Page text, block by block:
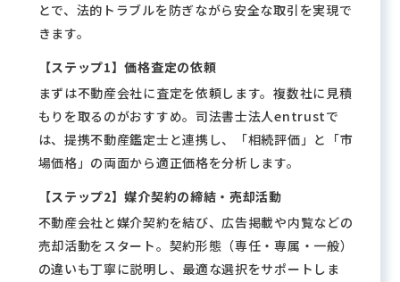
とで、法的トラブルを防ぎながら安全な取引を実現で
きます。
【ステップ1】価格査定の依頼
まずは不動産会社に査定を依頼します。複数社に見積
もりを取るのがおすすめ。司法書士法人entrustで
は、提携不動産鑑定士と連携し、「相続評価」と「市
場価格」の両面から適正価格を分析します。
【ステップ2】媒介契約の締結・売却活動
不動産会社と媒介契約を結び、広告掲載や内覧などの
売却活動をスタート。契約形態（専任・専属・一般）
の違いも丁寧に説明し、最適な選択をサポートしま